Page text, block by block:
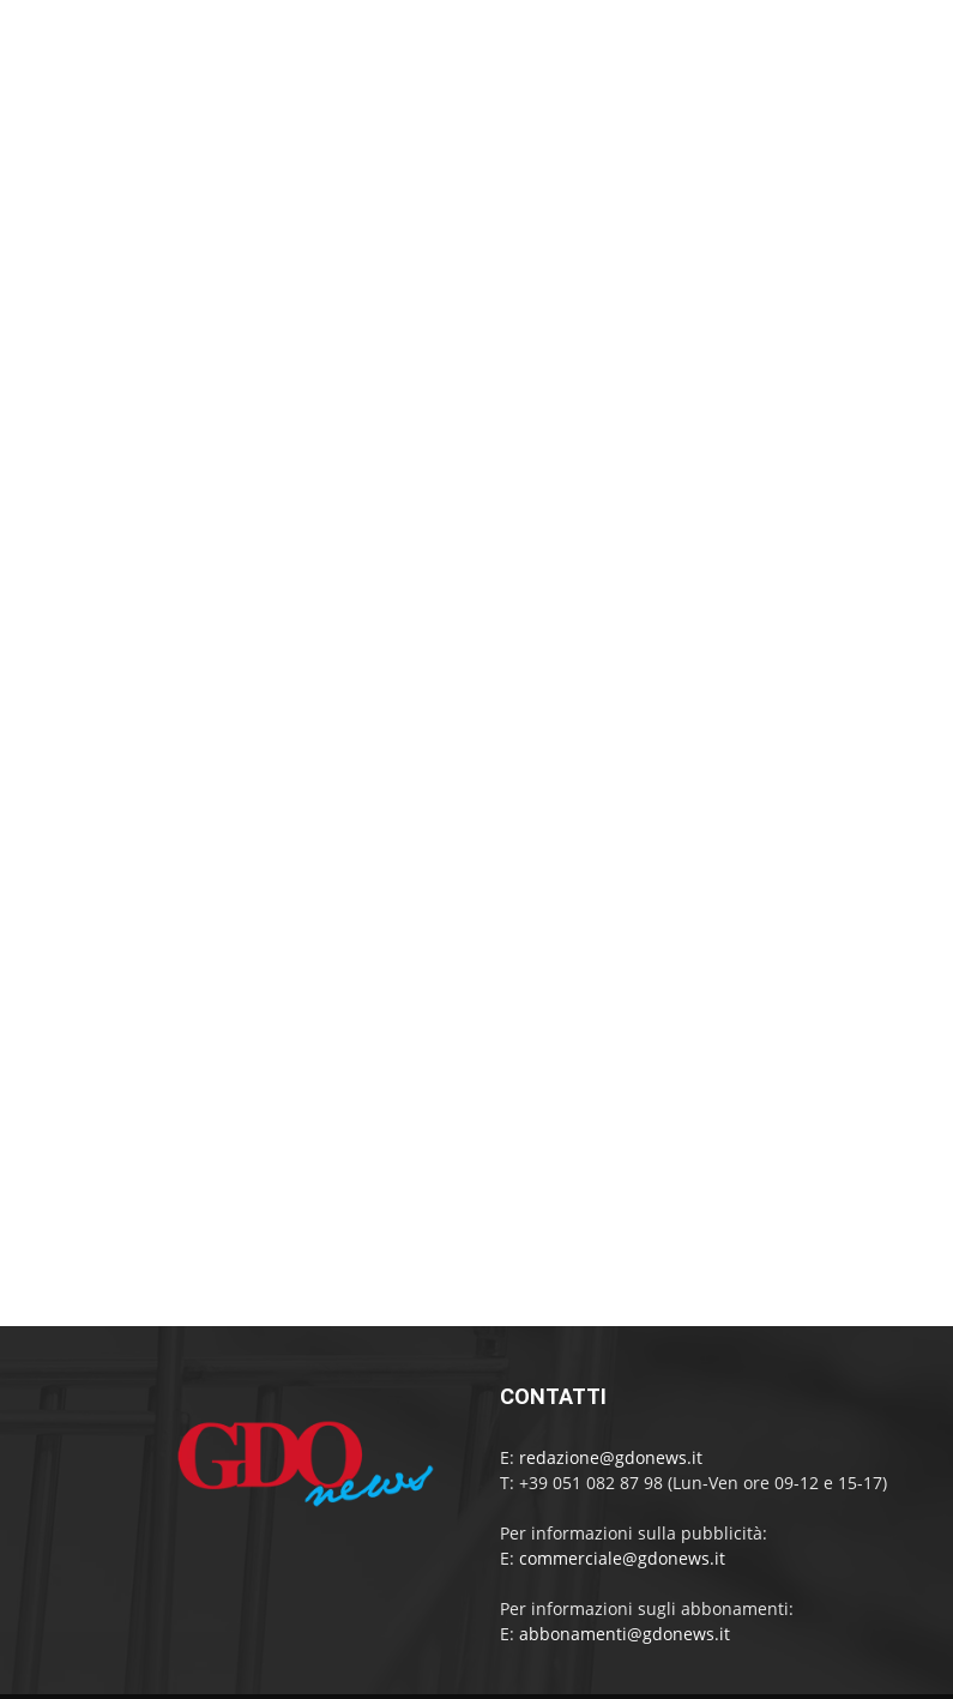
CONTATTI
E: redazione@gdonews.it
T: +39 051 082 87 98 (Lun-Ven ore 09-12 e 15-17)
Per informazioni sulla pubblicità:
E: commerciale@gdonews.it
Per informazioni sugli abbonamenti:
E: abbonamenti@gdonews.it